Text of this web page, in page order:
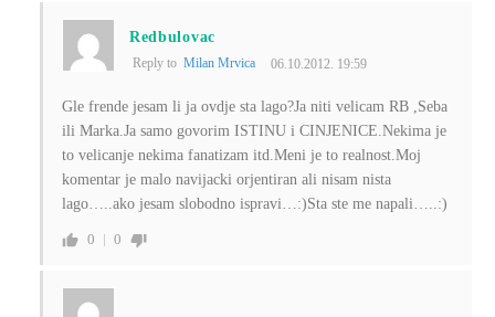
Redbulovac
Reply to Milan Mrvica 06.10.2012. 19:59
Gle frende jesam li ja ovdje sta lago?Ja niti velicam RB ,Seba
ili Marka.Ja samo govorim ISTINU i CINJENICE.Nekima je
to velicanje nekima fanatizam itd.Meni je to realnost.Moj
komentar je malo navijacki orjentiran ali nisam nista
lago…..ako jesam slobodno ispravi…:)Sta ste me napali…..:)
0 0